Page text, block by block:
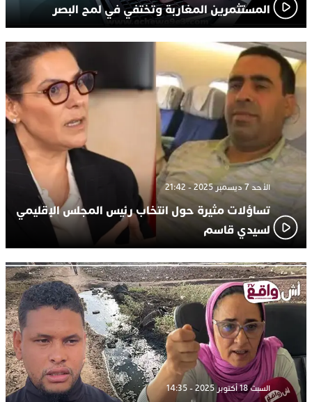
المستثمرين المغاربة وتختفي في لمح البصر
الأحد 7 ديسمبر 2025 - 21:42
تساؤلات مثيرة حول انتخاب رئيس المجلس الإقليمي
لسيدي قاسم
السبت 18 أكتوبر 2025 - 14:35